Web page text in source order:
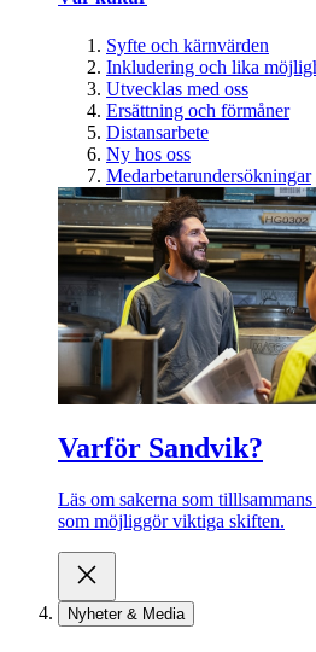
Syfte och kärnvärden
Inkludering och lika
Utvecklas med oss
Ersättning och förmåner
Distansarbete
Ny hos oss
Medarbetarundersökningar
Varför Sandvik?
Läs om sakerna som
som möjliggör viktiga skiften.
Nyheter & Media